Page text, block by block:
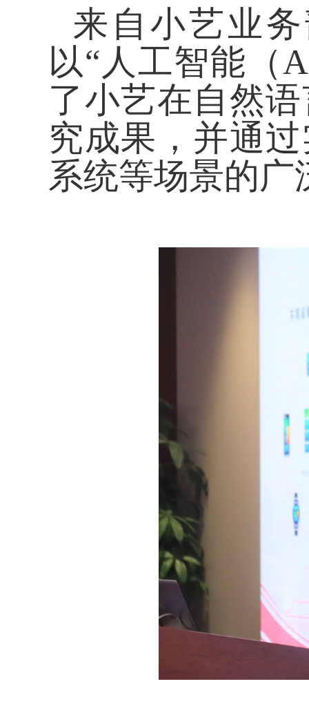
来自小艺业
以“ 人工智能（
了小艺在自然
究成果，并通
系统等场景的广